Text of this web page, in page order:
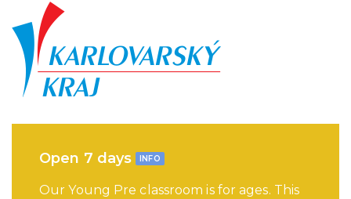
Open 7 days INFO
Our Young Pre classroom is for ages. This